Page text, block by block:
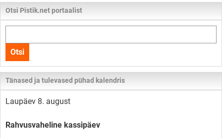
Otsi Pistik.net portaalist
kogu
lehelt
Otsi
Tänased ja tulevased pühad kalendris
Laupäev 8. august
Rahvusvaheline kassipäev